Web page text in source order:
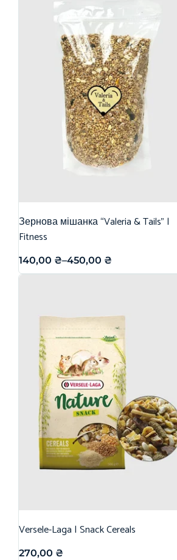
Зернова мішанка “Valeria & Tails” |
Fitness
140,00 ₴–450,00 ₴
Versele-Laga | Snack Cereals
270,00 ₴